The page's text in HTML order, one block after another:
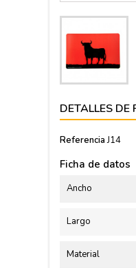
DETALLES DE
Referencia J14
Ficha de datos
Ancho
Largo
Material